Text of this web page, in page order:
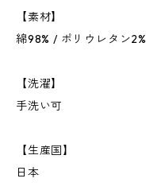
【素材】
綿98% / ポリウレタン2%
【洗濯】
手洗い可
【生産国】
日本